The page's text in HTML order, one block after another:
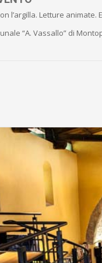
l’argilla. Letture animate.
“A. Vassallo” di